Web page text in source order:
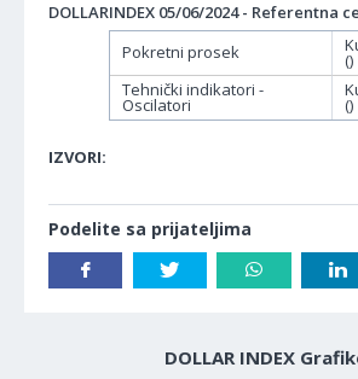
DOLLARINDEX 05/06/2024 - Referentna
Pokretni prosek
()
Tehnički indikatori -
Oscilatori ()
IZVORI:
Podelite sa prijateljima
DOLLAR INDEX